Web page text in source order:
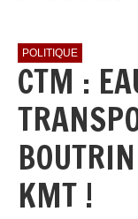
POLITIQUE
CTM :
KMT !